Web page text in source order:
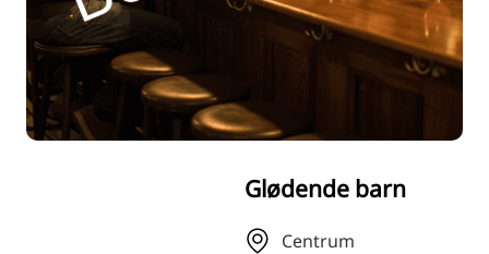
TR
RU
JA
Glødende barn
Centrum